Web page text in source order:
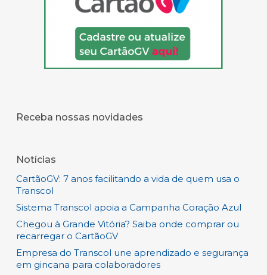
Receba nossas novidades
Notícias
CartãoGV: 7 anos facilitando a vida de quem usa o
Transcol
Sistema Transcol apoia a Campanha Coração Azul
Chegou à Grande Vitória? Saiba onde comprar ou
recarregar o CartãoGV
Empresa do Transcol une aprendizado e segurança
em gincana para colaboradores